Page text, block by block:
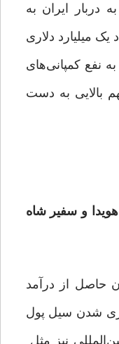
دربار ایران به
یک میلیارد دلاری
نفع کمپانی‌های
بالایی به دست
و سفیر شاه
حاصل از درآمد
۵۱ و ۵۲ و جاری شدن سیل پول
نیز مثل